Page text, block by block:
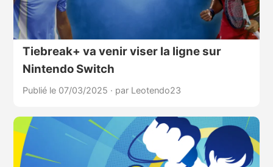
Tiebreak+ va venir viser la ligne sur
Nintendo Switch
Publié le 07/03/2025 · par Leotendo23